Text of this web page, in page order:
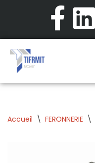
au
contenu
Accueil \ FERONNERIE \